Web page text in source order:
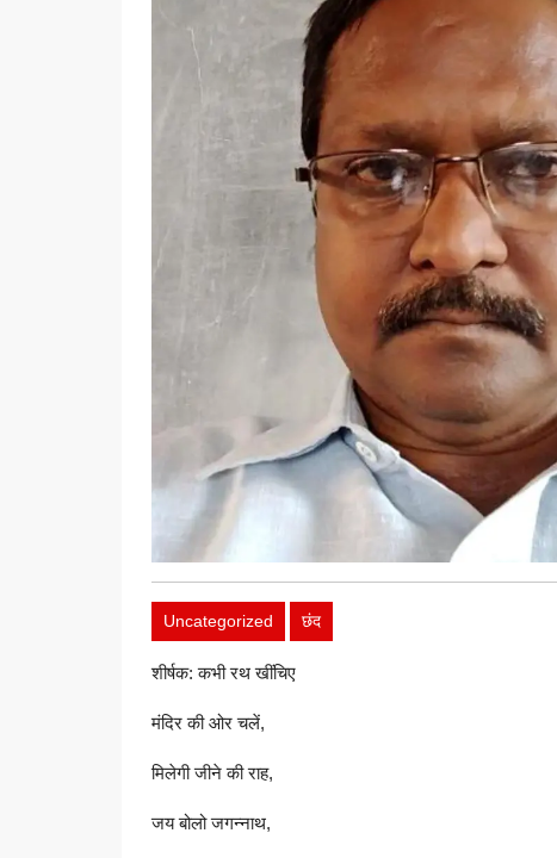
Uncategorized छंद
शीर्षक: कभी रथ खींचिए
मंदिर की ओर चलें,
मिलेगी जीने की राह,
जय बोलो जगन्नाथ,